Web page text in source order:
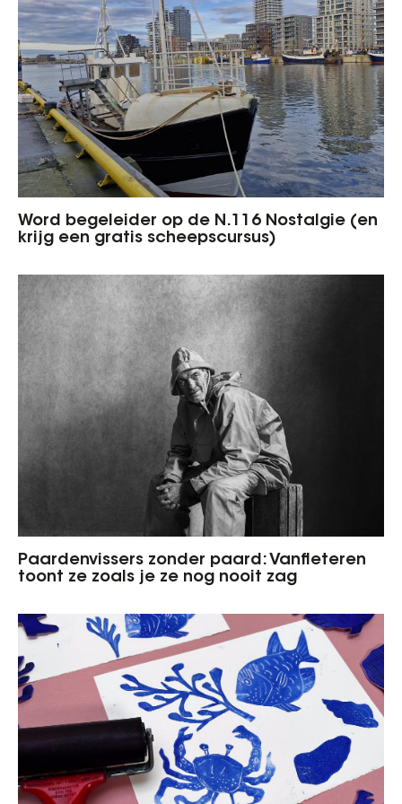
Word begeleider op de N.116 Nostalgie (en
krijg een gratis scheepscursus)
Paardenvissers zonder paard: Vanfleteren
toont ze zoals je ze nog nooit zag